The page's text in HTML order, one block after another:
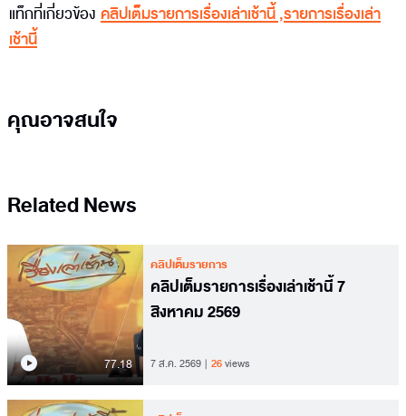
แท็กที่เกี่ยวข้อง คลิปเต็มรายการเรื่องเล่าเช้านี้,รายการเรื่องเล่า
เช้านี้
คุณอาจสนใจ
Related News
77.18
คลิปเต็มรายการ
คลิปเต็มรายการเรื่องเล่าเช้านี้ 7
สิงหาคม 2569
7 ส.ค. 2569 26views